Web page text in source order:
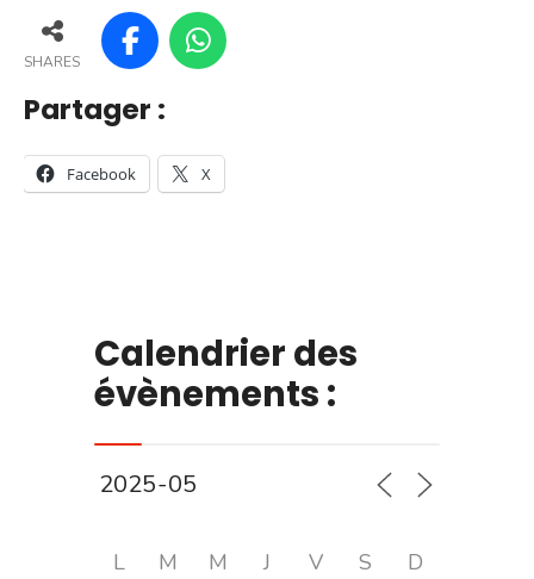
SHARES
Partager :
Facebook X
Calendrier des
évènements :
L M M J V S D